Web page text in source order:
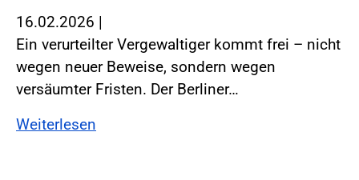
16.02.2026 |
Ein verurteilter Vergewaltiger kommt frei – nicht
wegen neuer Beweise, sondern wegen
versäumter Fristen. Der Berliner…
Weiterlesen